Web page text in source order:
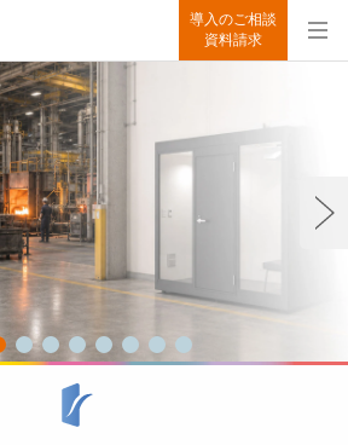
導入のご相談
資料請求